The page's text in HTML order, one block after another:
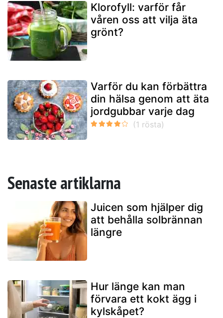
Klorofyll: varför får
våren oss att vilja äta
grönt?
Varför du kan förbättra
din hälsa genom att äta
jordgubbar varje dag
Senaste artiklarna
Juicen som hjälper dig
att behålla solbrännan
längre
Hur länge kan man
förvara ett kokt ägg i
kylskåpet?